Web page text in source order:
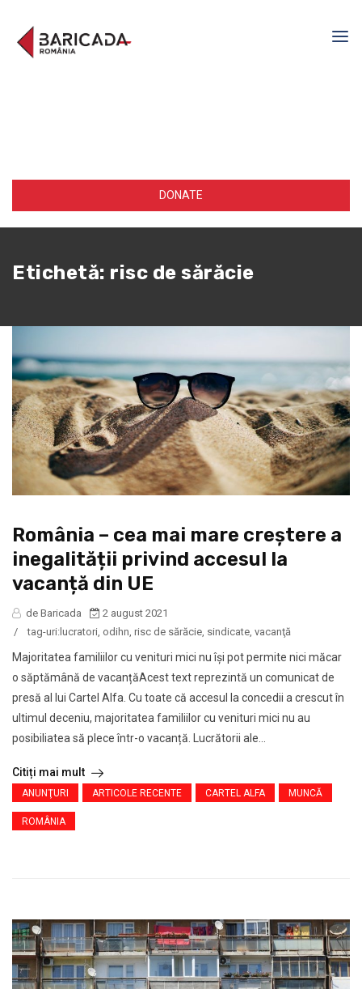
DONATE
Etichetă: risc de sărăcie
România – cea mai mare creștere a
inegalității privind accesul la
vacanță din UE
de Baricada
2 august 2021
/
tag-uri: lucratori, odihn, risc de sărăcie, sindicate, vacanţă
Majoritatea familiilor cu venituri mici nu își pot permite nici măcar
o săptămână de vacanțăAcest text reprezintă un comunicat de
presă al lui Cartel Alfa. Cu toate că accesul la concedii a crescut în
ultimul deceniu, majoritatea familiilor cu venituri mici nu au
posibiliatea să plece într-o vacanță. Lucrătorii ale...
Citiți mai mult
ANUNŢURI ARTICOLE RECENTE CARTEL ALFA MUNCĂ
ROMÂNIA